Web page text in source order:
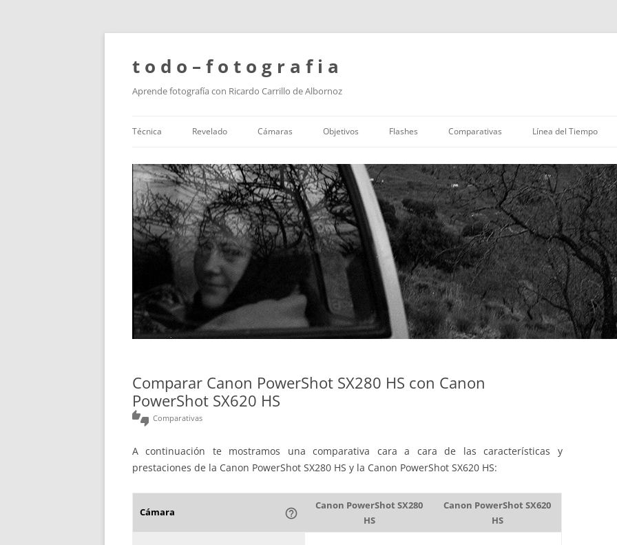
t o d o – f o t o g r a f i a
Aprende fotografía con Ricardo Carrillo de Albornoz
al
contenido
Técnica Revelado Cámaras Objetivos Flashes Comparativas Línea del Tiempo
Comparar Canon PowerShot SX280 HS con Canon
PowerShot SX620 HS
thumbs_up_down Comparativas
A continuación te mostramos una comparativa cara a cara de las características y
prestaciones de la Canon PowerShot SX280 HS y la Canon PowerShot SX620 HS:
Cámara help_outline
Canon PowerShot SX280
HS
Canon PowerShot SX620
HS